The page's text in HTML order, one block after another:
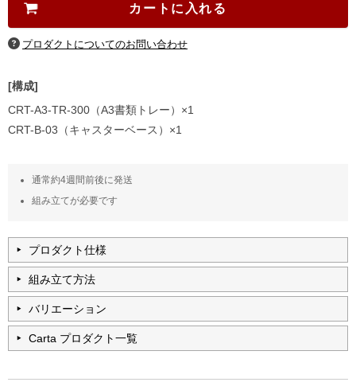
[構成]
CRT-A3-TR-300（A3書類トレー）×1
CRT-B-03（キャスターベース）×1
通常約4週間前後に発送
組み立てが必要です
プロダクト仕様
組み立て方法
バリエーション
Carta プロダクト一覧